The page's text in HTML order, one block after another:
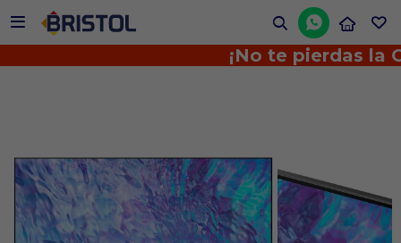


¡No te pierdas la Oferta del Día!